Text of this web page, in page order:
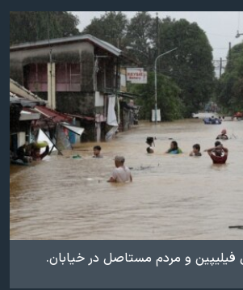
فیلیپین و مردم مستاصل در خیابان‌.